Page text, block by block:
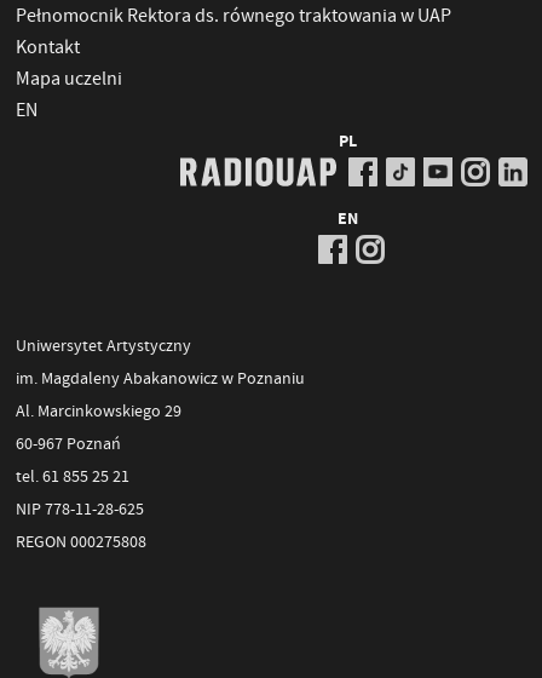
Pełnomocnik Rektora ds. równego traktowania w UAP
Kontakt
Mapa uczelni
EN
PL
EN
Uniwersytet Artystyczny
im. Magdaleny Abakanowicz w Poznaniu
Al. Marcinkowskiego 29
60-967 Poznań
tel. 61 855 25 21
NIP 778-11-28-625
REGON 000275808